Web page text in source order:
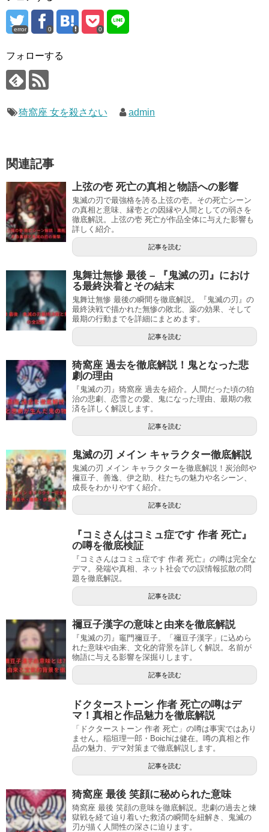
error 0 0
フォローする
猗窩座 女を殺さない admin
関連記事
上弦の壱 死亡の真相と物語への影響
鬼滅の刃で最強格を誇る上弦の壱。その死亡シーン
の真相と意味、縁壱との因縁や人間としての弱さを
徹底解説。上弦の壱 死亡が作品全体に与えた影響も
詳しく紹介。
記事を読む
鬼舞辻無惨 最後 – 『鬼滅の刃』におけ
る最終決着とその結末
鬼舞辻無惨 最後の瞬間を徹底解説。『鬼滅の刃』の
最終決戦で描かれた無惨の敗北、薬の効果、そして
最期の行動までを詳細にまとめます。
記事を読む
猗窩座 過去を徹底解説！鬼となった悲
劇の理由
『鬼滅の刃』猗窩座 過去を紹介。人間だった頃の狛
治の悲劇、恋雪との愛、鬼になった理由、最期の救
済を詳しく解説します。
記事を読む
鬼滅の刃 メイン キャラクター徹底解説
鬼滅の刃 メイン キャラクターを徹底解説！炭治郎や
禰豆子、善逸、伊之助、柱たちの魅力や名シーン、
成長をわかりやすく紹介。
記事を読む
『コミさんはコミュ症です 作者 死亡』
の噂を徹底検証
『コミさんはコミュ症です 作者 死亡』の噂は完全な
デマ。発端や真相、ネット社会での誤情報拡散の問
題を徹底解説。
記事を読む
禰豆子漢字の意味と由来を徹底解説
『鬼滅の刃』竈門禰豆子。「禰豆子漢字」に込めら
れた意味や由来、文化的背景を詳しく解説。名前が
物語に与える影響を深掘りします。
記事を読む
ドクターストーン 作者 死亡の噂はデ
マ！真相と作品魅力を徹底解説
「ドクターストーン 作者 死亡」の噂は事実ではあり
ません。稲垣理一郎・Boichiは健在。噂の真相と作
品の魅力、デマ対策まで徹底解説します。
記事を読む
猗窩座 最後 笑顔に秘められた意味
猗窩座 最後 笑顔の意味を徹底解説。悲劇の過去と煉
獄戦を経て辿り着いた救済の瞬間を紐解き、鬼滅の
刃が描く人間性の深さに迫ります。